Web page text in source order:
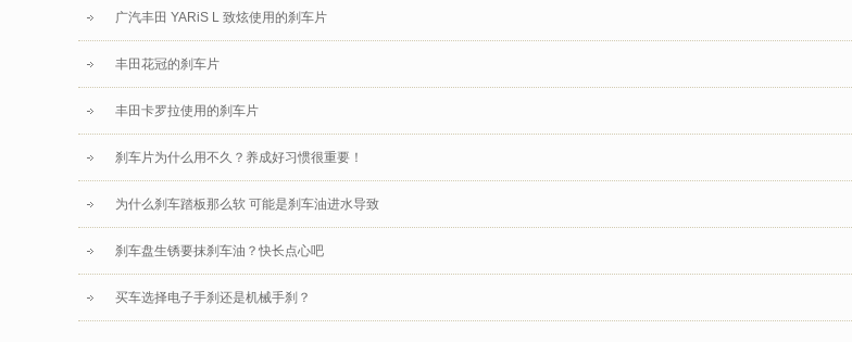
广汽丰田 YARiS L 致炫使用的刹车片
丰田花冠的刹车片
丰田卡罗拉使用的刹车片
刹车片为什么用不久？养成好习惯很重要！
为什么刹车踏板那么软 可能是刹车油进水导致
刹车盘生锈要抹刹车油？快长点心吧
买车选择电子手刹还是机械手刹？